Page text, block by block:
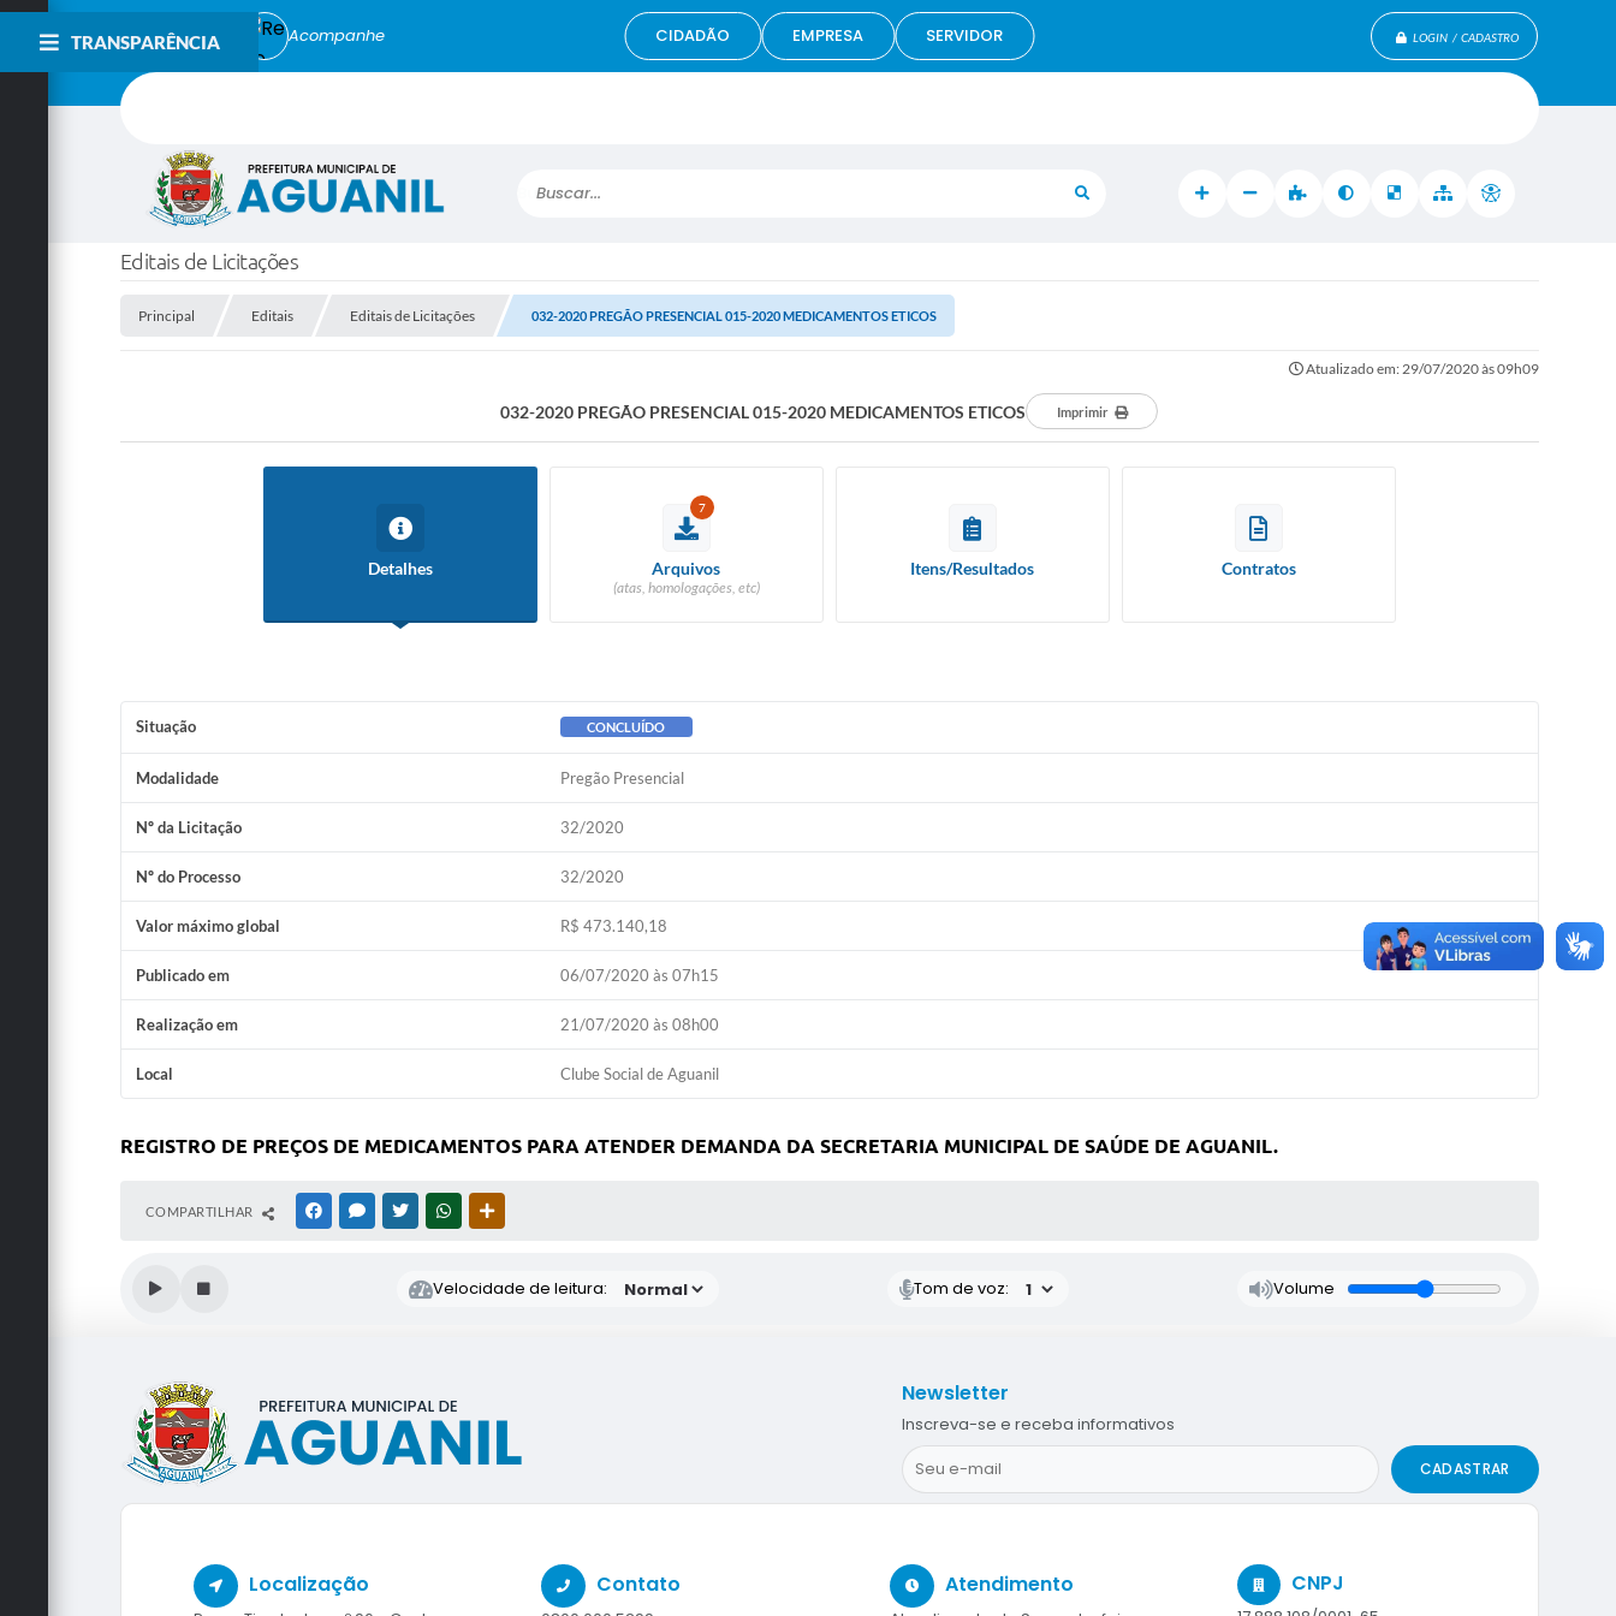
LOGIN / CADASTRO
Buscar...
Acompanhe CIDADÃO EMPRESA SERVIDOR
TRANSPARÊNCIA
Editais de Licitações
Principal Editais Editais de Licitações 032-2020 PREGÃO PRESENCIAL 015-2020 MEDICAMENTOS ETICOS
Atualizado em: 29/07/2020 às 09h09
032-2020 PREGÃO PRESENCIAL 015-2020 MEDICAMENTOS ETICOS Imprimir
Detalhes
7
Arquivos
(atas, homologações, etc)
Itens/Resultados Contratos
Situação CONCLUÍDO
Modalidade Pregão Presencial
Nº da Licitação 32/2020
Nº do Processo 32/2020
Valor máximo global R$ 473.140,18
Publicado em 06/07/2020 às 07h15
Realização em 21/07/2020 às 08h00
Local Clube Social de Aguanil
REGISTRO DE PREÇOS DE MEDICAMENTOS PARA ATENDER DEMANDA DA SECRETARIA MUNICIPAL DE SAÚDE DE AGUANIL.
COMPARTILHAR FACEBOOKMESSENGER
TWITTERWHATSAPP
Velocidade de leitura: Tom de voz: Volume
Localização Contato Atendimento CNPJ
Newsletter
Inscreva-se e receba informativos
CADASTRAR